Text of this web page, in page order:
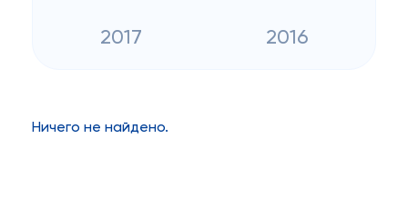
2017 2016
Ничего не найдено.